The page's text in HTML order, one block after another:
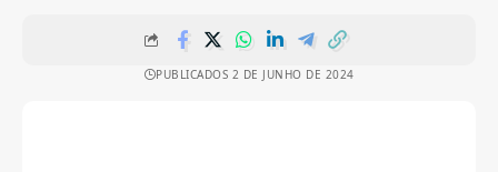
PUBLICADOS 2 DE JUNHO DE 2024